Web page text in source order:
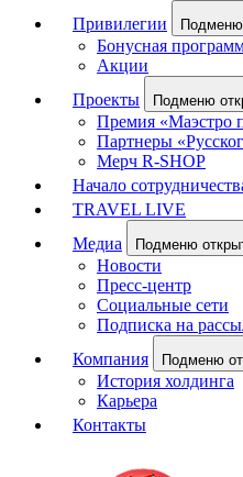
Привилегии
Подменю
Бонусная
Акции
Проекты
Подменю
Премия «Маэстро
Партнеры
Мерч R-SHOP
Начало
TRAVEL LIVE
Медиа
Подменю
Новости
Пресс-центр
Социальные сети
Подписка на
Компания
Подменю
История холдинга
Карьера
Контакты